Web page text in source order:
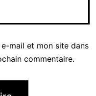
mail et mon site dans
commentaire.